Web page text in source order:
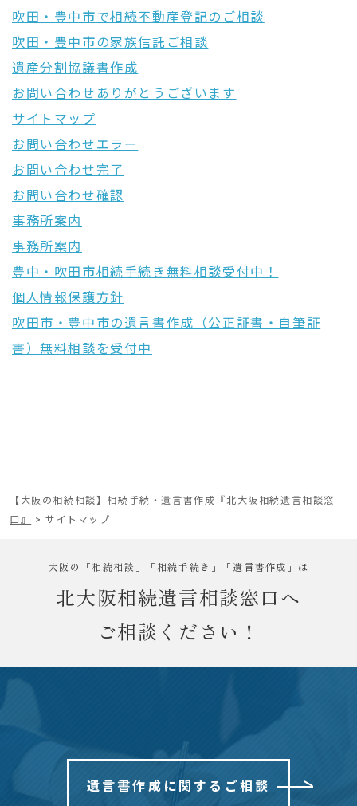
吹田・豊中市で相続不動産登記のご相談
吹田・豊中市の家族信託ご相談
遺産分割協議書作成
お問い合わせありがとうございます
サイトマップ
お問い合わせエラー
お問い合わせ完了
お問い合わせ確認
事務所案内
事務所案内
豊中・吹田市相続手続き無料相談受付中！
個人情報保護方針
吹田市・豊中市の遺言書作成（公正証書・自筆証
書）無料相談を受付中
【大阪の相続相談】相続手続・遺言書作成『北大阪相続遺言相談窓
口』
>サイトマップ
大阪の「相続相談」「相続手続き」「遺言書作成」は
北大阪相続遺言相談窓口へ
ご相談ください！
遺言書作成に関するご相談